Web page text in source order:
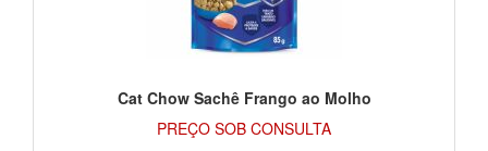
Cat Chow Sachê Frango ao Molho
PREÇO SOB CONSULTA